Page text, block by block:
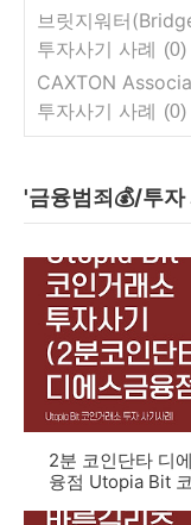
브릿지워터
투자사기 사례 (0)
CAXTON
투자사기 사례 (0)
'금융범죄💰/투자
2분 코인단타 디
융점 Utopia Bit